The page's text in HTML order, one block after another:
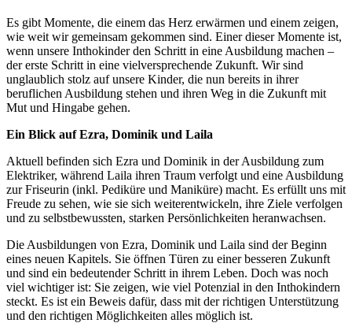
Es gibt Momente, die einem das Herz erwärmen und einem zeigen,
wie weit wir gemeinsam gekommen sind. Einer dieser Momente ist,
wenn unsere Inthokinder den Schritt in eine Ausbildung machen –
der erste Schritt in eine vielversprechende Zukunft. Wir sind
unglaublich stolz auf unsere Kinder, die nun bereits in ihrer
beruflichen Ausbildung stehen und ihren Weg in die Zukunft mit
Mut und Hingabe gehen.
Ein Blick auf Ezra, Dominik und Laila
Aktuell befinden sich Ezra und Dominik in der Ausbildung zum
Elektriker, während Laila ihren Traum verfolgt und eine Ausbildung
zur Friseurin (inkl. Pediküre und Maniküre) macht. Es erfüllt uns mit
Freude zu sehen, wie sie sich weiterentwickeln, ihre Ziele verfolgen
und zu selbstbewussten, starken Persönlichkeiten heranwachsen.
Die Ausbildungen von Ezra, Dominik und Laila sind der Beginn
eines neuen Kapitels. Sie öffnen Türen zu einer besseren Zukunft
und sind ein bedeutender Schritt in ihrem Leben. Doch was noch
viel wichtiger ist: Sie zeigen, wie viel Potenzial in den Inthokindern
steckt. Es ist ein Beweis dafür, dass mit der richtigen Unterstützung
und den richtigen Möglichkeiten alles möglich ist.